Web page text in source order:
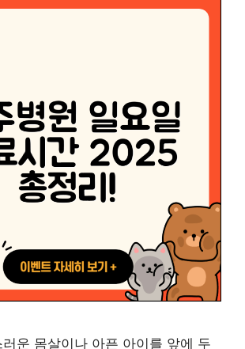
운 몸살이나 아픈 아이를 앞에 두